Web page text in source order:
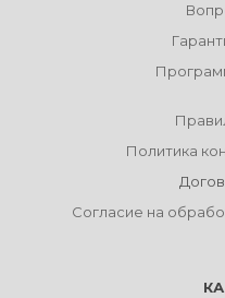
Политика
Согласие на